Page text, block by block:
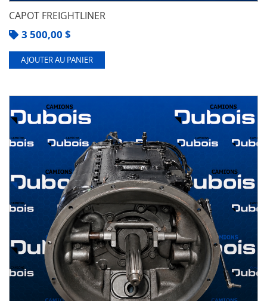
CAPOT FREIGHTLINER
3 500,00 $
AJOUTER AU PANIER